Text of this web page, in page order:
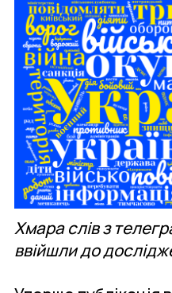
Хмара слів з
ввійшли до